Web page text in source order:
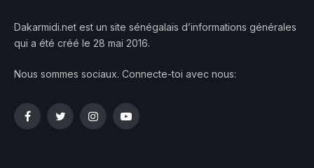
Dakarmidi.net est un site sénégalais d’informations générales
qui a été créé le 28 mai 2016.
Nous sommes sociaux. Connecte-toi avec nous:
FacebookTwitterInstagramYouTube